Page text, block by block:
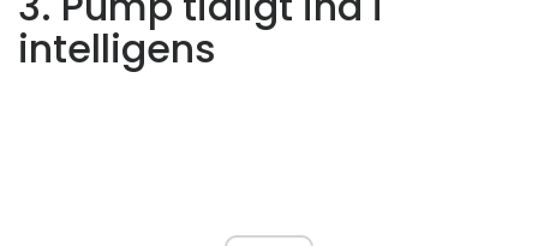
intelligens